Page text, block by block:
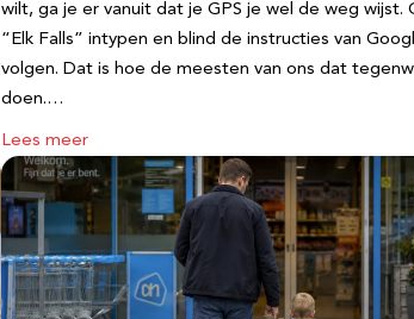
wilt, ga je er vanuit dat je GPS je wel de weg wijst.
“Elk Falls” intypen en blind de instructies van
volgen. Dat is hoe de meesten van ons dat
doen.…
Lees meer